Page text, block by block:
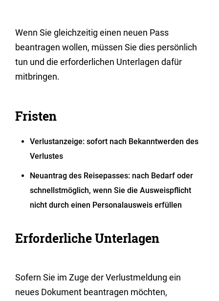
Wenn Sie gleichzeitig einen neuen Pass
beantragen wollen, müssen Sie dies persönlich
tun und die erforderlichen Unterlagen dafür
mitbringen.
Fristen
Verlustanzeige: sofort nach Bekanntwerden des
Verlustes
Neuantrag des Reisepasses: nach Bedarf oder
schnellstmöglich, wenn Sie die Ausweispflicht
nicht durch einen Personalausweis erfüllen
Erforderliche Unterlagen
Sofern Sie im Zuge der Verlustmeldung ein
neues Dokument beantragen möchten,